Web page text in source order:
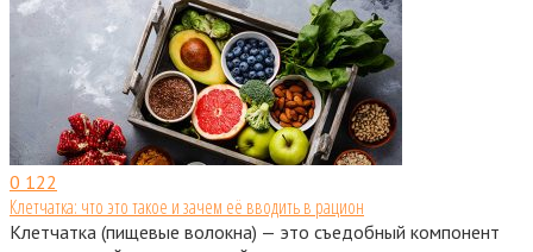
0 122
Клетчатка: что это такое и зачем её вводить в рацион
Клетчатка (пищевые волокна) — это съедобный компонент